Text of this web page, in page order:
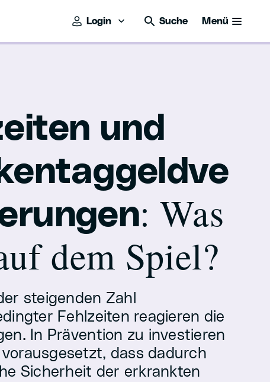
Login Suche Menü
und
: Was
dem Spiel?
steigenden Zahl
Fehlzeiten reagieren die
In Prävention zu investieren
dass dadurch
Sicherheit der erkrankten